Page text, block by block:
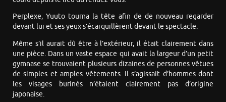
Perplexe, Yuuto tourna la tête afin de de nouveau regarder
devant lui et ses yeux s’écarquillèrent devant le spectacle.
Même s’il aurait dû être à l’extérieur, il était clairement dans
une pièce. Dans un vaste espace qui avait la largeur d’un petit
gymnase se trouvaient plusieurs dizaines de personnes vêtues
de simples et amples vêtements. Il s’agissait d’hommes dont
les visages burinés n’étaient clairement pas d’origine
japonaise.